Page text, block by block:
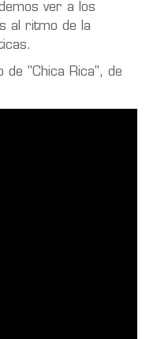
ver a los
al ritmo de la
de "Chica Rica", de